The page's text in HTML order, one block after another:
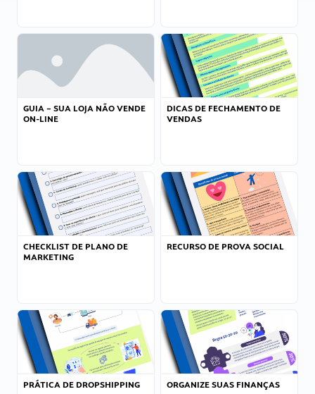
GUIA – SUA LOJA NÃO VENDE
ON-LINE
DICAS DE FECHAMENTO DE
VENDAS
CHECKLIST DE PLANO DE
MARKETING
RECURSO DE PROVA SOCIAL
PRÁTICA DE DROPSHIPPING ORGANIZE SUAS FINANÇAS